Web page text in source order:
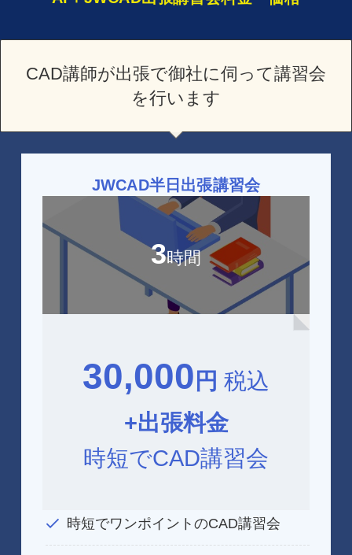
CAD講師が出張で御社に伺って講習会
を行います
JWCAD半日出張講習会
3時間
30,000 円 税込
+出張料金
時短でCAD講習会
時短でワンポイントのCAD講習会